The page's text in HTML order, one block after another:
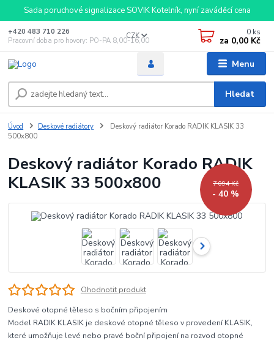
Sada poruchové signalizace SOVIK Kotelník, nyní zaváděcí cena
Menu
CZK
Hledat
+420 483 710 226
Pracovní doba pro hovory: PO-PA 8,00-16,00
0 ks
za 0,00 Kč
Úvod Deskové radiátory
Deskový radiátor Korado RADIK KLASIK 33
500x800
Deskový radiátor Korado RADIK
KLASIK 33 500x800
7 094 Kč
- 40 %
Ohodnotit produkt
Deskové otopné těleso s bočním připojením
Model RADIK KLASIK je deskové otopné těleso v provedení KLASIK,
které umožňuje levé nebo pravé boční připojení na rozvod otopné